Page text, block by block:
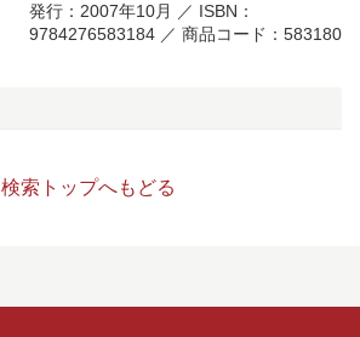
発行：2007年10月 ／ ISBN：
9784276583184 ／ 商品コード：583180
検索トップへもどる